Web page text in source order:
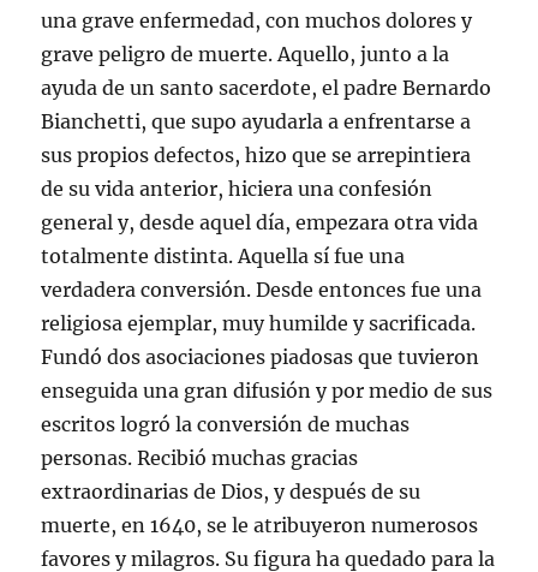
una grave enfermedad, con muchos dolores y
grave peligro de muerte. Aquello, junto a la
ayuda de un santo sacerdote, el padre Bernardo
Bianchetti, que supo ayudarla a enfrentarse a
sus propios defectos, hizo que se arrepintiera
de su vida anterior, hiciera una confesión
general y, desde aquel día, empezara otra vida
totalmente distinta. Aquella sí fue una
verdadera conversión. Desde entonces fue una
religiosa ejemplar, muy humilde y sacrificada.
Fundó dos asociaciones piadosas que tuvieron
enseguida una gran difusión y por medio de sus
escritos logró la conversión de muchas
personas. Recibió muchas gracias
extraordinarias de Dios, y después de su
muerte, en 1640, se le atribuyeron numerosos
favores y milagros. Su figura ha quedado para la